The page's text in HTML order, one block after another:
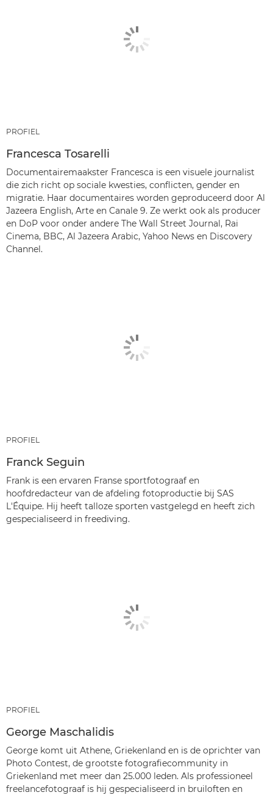
PROFIEL
Francesca Tosarelli
Documentairemaakster Francesca is een visuele journalist
die zich richt op sociale kwesties, conflicten, gender en
migratie. Haar documentaires worden geproduceerd door Al
Jazeera English, Arte en Canale 9. Ze werkt ook als producer
en DoP voor onder andere The Wall Street Journal, Rai
Cinema, BBC, Al Jazeera Arabic, Yahoo News en Discovery
Channel.
PROFIEL
Franck Seguin
Frank is een ervaren Franse sportfotograaf en
hoofdredacteur van de afdeling fotoproductie bij SAS
L'Équipe. Hij heeft talloze sporten vastgelegd en heeft zich
gespecialiseerd in freediving.
PROFIEL
George Maschalidis
George komt uit Athene, Griekenland en is de oprichter van
Photo Contest, de grootste fotografiecommunity in
Griekenland met meer dan 25.000 leden. Als professioneel
freelancefotograaf is hij gespecialiseerd in bruiloften en